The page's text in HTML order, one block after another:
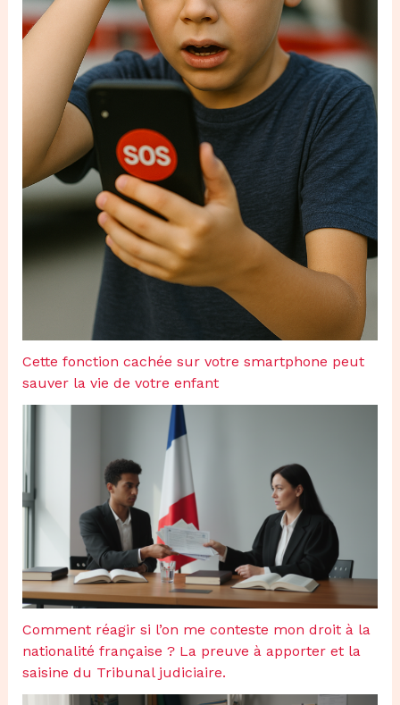
Cette fonction cachée sur votre smartphone peut
sauver la vie de votre enfant
Comment réagir si l’on me conteste mon droit à la
nationalité française ? La preuve à apporter et la
saisine du Tribunal judiciaire.